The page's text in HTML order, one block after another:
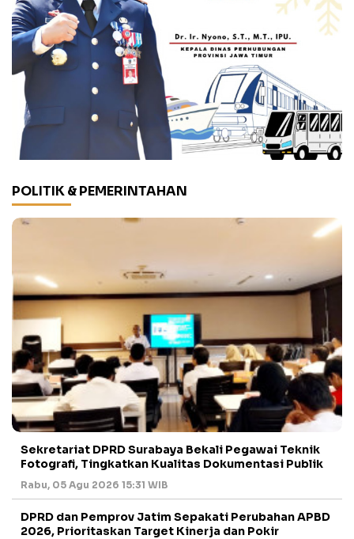
POLITIK & PEMERINTAHAN
Sekretariat DPRD Surabaya Bekali Pegawai Teknik
Fotografi, Tingkatkan Kualitas Dokumentasi Publik
Rabu, 05 Agu 2026 15:31 WIB
DPRD dan Pemprov Jatim Sepakati Perubahan APBD
2026, Prioritaskan Target Kinerja dan Pokir